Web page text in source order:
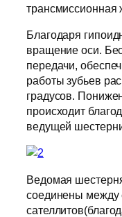
трансмиссионная
Благодаря
вращение оси.
передачи,
работы зубьев
градусов.
происходит
ведущей
Ведомая
соединены между